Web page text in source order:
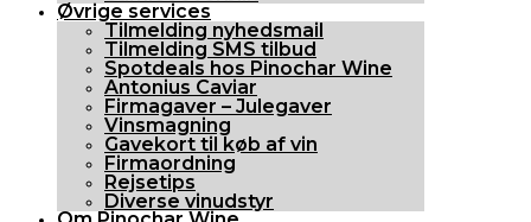
Øvrige services
Tilmelding nyhedsmail
Tilmelding SMS tilbud
Spotdeals hos Pinochar Wine
Antonius Caviar
Firmagaver – Julegaver
Vinsmagning
Gavekort til køb af vin
Firmaordning
Rejsetips
Diverse vinudstyr